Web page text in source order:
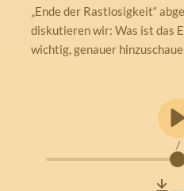
„Ende der Rastlosigkeit“
diskutieren wir: Was ist das
wichtig, genauer
/